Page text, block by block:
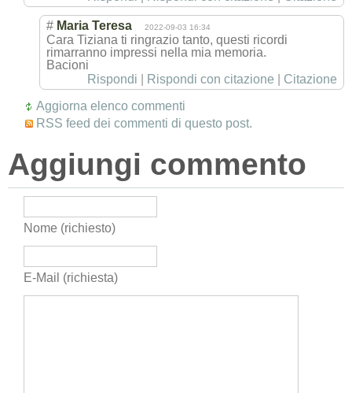
# Maria Teresa 2022-09-03 16:34
Cara Tiziana ti ringrazio tanto, questi ricordi
rimarranno impressi nella mia memoria.
Bacioni
Rispondi
Rispondi con citazione
Citazione
Aggiorna elenco commenti
RSS feed dei commenti di questo post.
Aggiungi commento
Nome (richiesto)
E-Mail (richiesta)